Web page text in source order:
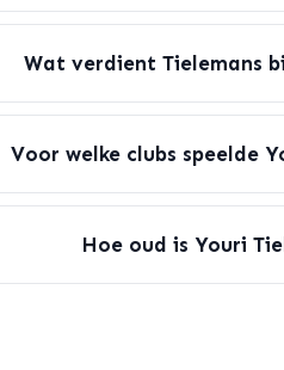
Wat verdient Tielemans
Voor welke clubs speelde
Hoe oud is Youri